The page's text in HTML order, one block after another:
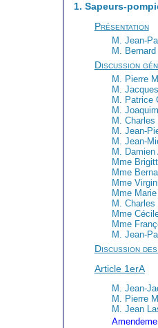
1. Sapeurs-
Présentation
M. Jean-
M.
Discussion
M. Pierre
M.
M. Patrice
M.
M. Charles
M. Jean-
M. Jean-
M. Damien
Mme
Mme
Mme
Mme
M. Charles
Mme
Mme
M. Jean-
Discussion
Article 1erA
M. Jean-
M. Pierre
M. Jean